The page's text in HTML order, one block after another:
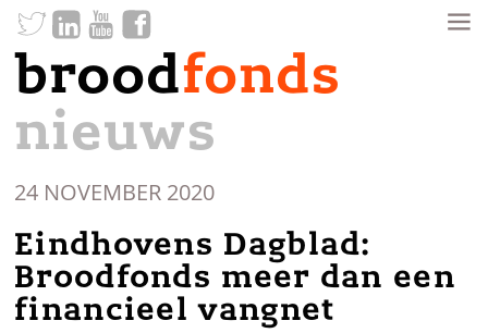
broodfonds
nieuws
24 NOVEMBER 2020
Eindhovens Dagblad:
Broodfonds meer dan een
financieel vangnet